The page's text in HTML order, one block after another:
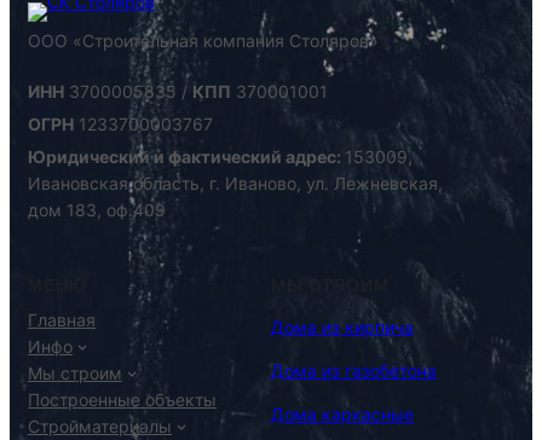
ООО «Строительная компания Столяров»
ИНН 3700005835 / КПП 370001001
ОГРН 1233700003767
Юридический и фактический адрес: 153009,
Ивановская область, г. Иваново, ул. Лежневская,
дом 183, оф.409
Главная
Инфо
Мы строим
Построенные объекты
Стройматериалы
Дома из кирпича
Дома из газобетона
Дома каркасные